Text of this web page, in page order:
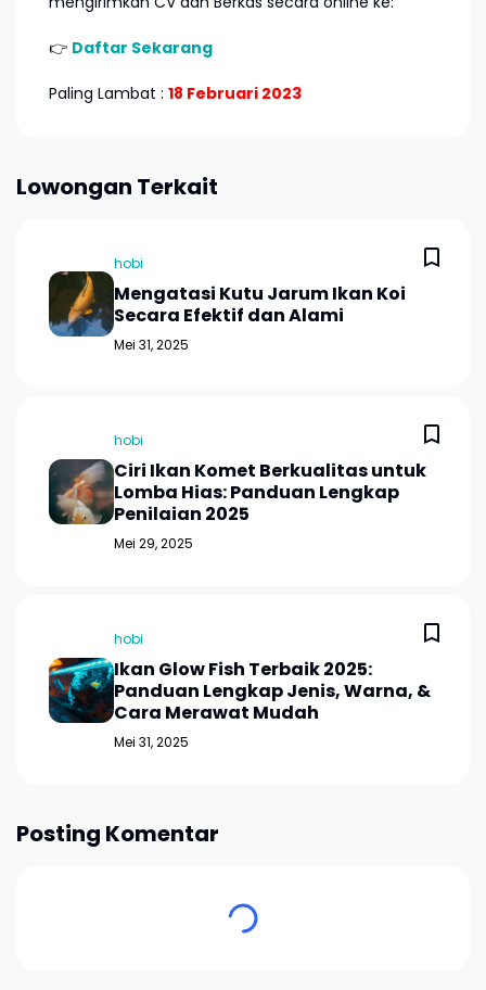
👉 Daftar Sekarang
Paling Lambat : 18 Februari 2023
Lowongan Terkait
hobi
Mengatasi Kutu Jarum Ikan Koi
Secara Efektif dan Alami
Mei 31, 2025
hobi
Ciri Ikan Komet Berkualitas untuk
Lomba Hias: Panduan Lengkap
Penilaian 2025
Mei 29, 2025
hobi
Ikan Glow Fish Terbaik 2025:
Panduan Lengkap Jenis, Warna, &
Cara Merawat Mudah
Mei 31, 2025
Posting Komentar